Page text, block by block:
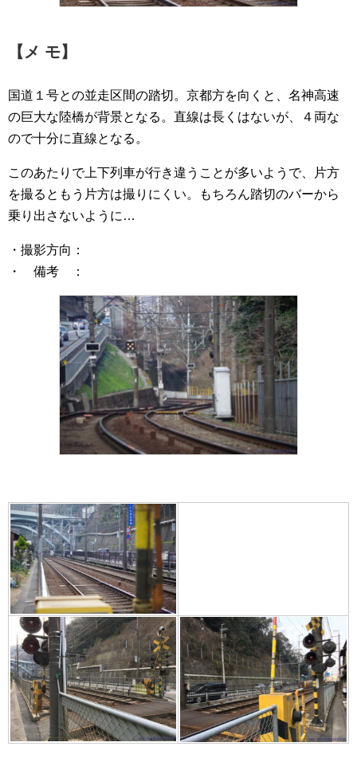
【メ モ】
国道１号との並走区間の踏切。京都方を向くと、名神高速
の巨大な陸橋が背景となる。直線は長くはないが、４両な
ので十分に直線となる。
このあたりで上下列車が行き違うことが多いようで、片方
を撮るともう片方は撮りにくい。もちろん踏切のバーから
乗り出さないように…
・撮影方向：
・ 備考 ：